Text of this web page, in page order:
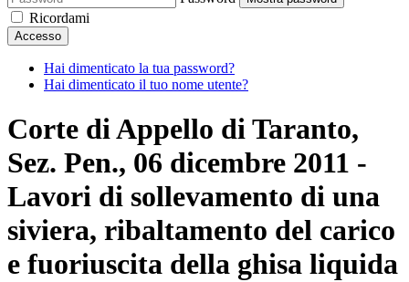
Ricordami
Accesso
Hai dimenticato la tua password?
Hai dimenticato il tuo nome utente?
Corte di Appello di Taranto,
Sez. Pen., 06 dicembre 2011 -
Lavori di sollevamento di una
siviera, ribaltamento del carico
e fuoriuscita della ghisa liquida